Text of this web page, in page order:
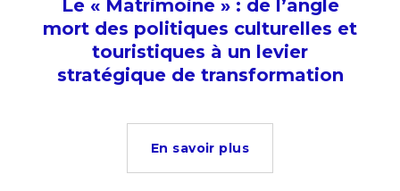
Le « Matrimoine » : de l’angle
mort des politiques culturelles et
touristiques à un levier
stratégique de transformation
En savoir plus